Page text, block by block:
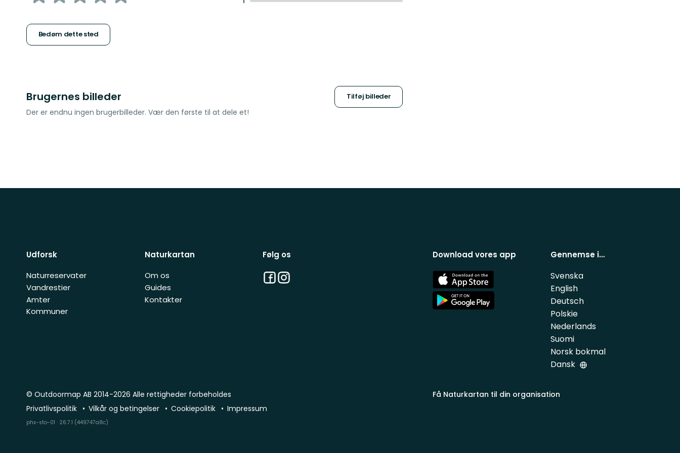
5
Bedøm dette sted
Brugernes billeder Tilføj billeder
Der er endnu ingen brugerbilleder. Vær den første til at dele et!
Udforsk
Naturreservater
Vandrestier
Amter
Kommuner
Naturkartan
Om os
Guides
Kontakter
Følg os
Facebook
Instagram
Download vores app
App
Store
App
Store
Gennemse i…
Svenska
English
Deutsch
Polskie
Nederlands
Suomi
Norsk bokmal
Dansk
Få Naturkartan til din organisation
© Outdoormap AB 2014-2026 Alle rettigheder forbeholdes
Privatlivspolitik
Vilkår og betingelser Cookiepolitik Impressum
phx-sto-01 · 26.7.1 (449747a8c)